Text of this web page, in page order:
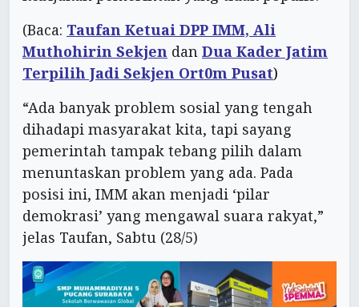
(Baca: Taufan Ketuai DPP IMM, Ali
Muthohirin Sekjen dan Dua Kader Jatim
Terpilih Jadi Sekjen Ort0m Pusat)
“Ada banyak problem sosial yang tengah
dihadapi masyarakat kita, tapi sayang
pemerintah tampak tebang pilih dalam
menuntaskan problem yang ada. Pada
posisi ini, IMM akan menjadi ‘pilar
demokrasi’ yang mengawal suara rakyat,”
jelas Taufan, Sabtu (28/5)